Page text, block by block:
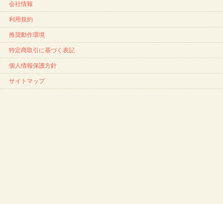
会社情報
利用規約
推奨動作環境
特定商取引に基づく表記
個人情報保護方針
サイトマップ